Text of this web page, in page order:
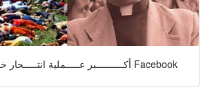
أكــــــــــبر عـــــملية انتـــــحار خارج حدود الإدراك Facebook